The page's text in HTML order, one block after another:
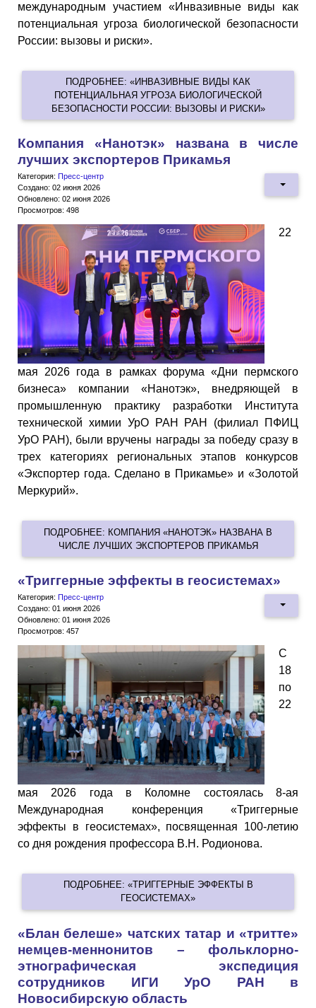
международным участием «Инвазивные виды как
потенциальная угроза биологической безопасности
России: вызовы и риски».
ПОДРОБНЕЕ: «ИНВАЗИВНЫЕ ВИДЫ КАК
ПОТЕНЦИАЛЬНАЯ УГРОЗА БИОЛОГИЧЕСКОЙ
БЕЗОПАСНОСТИ РОССИИ: ВЫЗОВЫ И РИСКИ»
Компания «Нанотэк» названа в числе
лучших экспортеров Прикамья
Категория: Пресс-центр
Создано: 02 июня 2026
Обновлено: 02 июня 2026
Просмотров: 498
22
мая 2026 года в рамках форума «Дни пермского
бизнеса» компании «Нанотэк», внедряющей в
промышленную практику разработки Института
технической химии УрО РАН РАН (филиал ПФИЦ
УрО РАН), были вручены награды за победу сразу в
трех категориях региональных этапов конкурсов
«Экспортер года. Сделано в Прикамье» и «Золотой
Меркурий».
ПОДРОБНЕЕ: КОМПАНИЯ «НАНОТЭК» НАЗВАНА В
ЧИСЛЕ ЛУЧШИХ ЭКСПОРТЕРОВ ПРИКАМЬЯ
«Триггерные эффекты в геосистемах»
Категория: Пресс-центр
Создано: 01 июня 2026
Обновлено: 01 июня 2026
Просмотров: 457
С
18
по
22
мая 2026 года в Коломне состоялась 8-ая
Международная конференция «Триггерные
эффекты в геосистемах», посвященная 100-летию
со дня рождения профессора В.Н. Родионова.
ПОДРОБНЕЕ: «ТРИГГЕРНЫЕ ЭФФЕКТЫ В
ГЕОСИСТЕМАХ»
«Блан белеше» чатских татар и «тритте»
немцев-меннонитов – фольклорно-
этнографическая экспедиция
сотрудников ИГИ УрО РАН в
Новосибирскую область